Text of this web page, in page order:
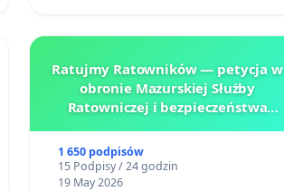
Ratujmy Ratowników — petycja w
obronie Mazurskiej Służby
Ratowniczej i bezpieczeństwa
Mazurskich
1 650 podpisów
15 Podpisy / 24 godzin
19 May 2026